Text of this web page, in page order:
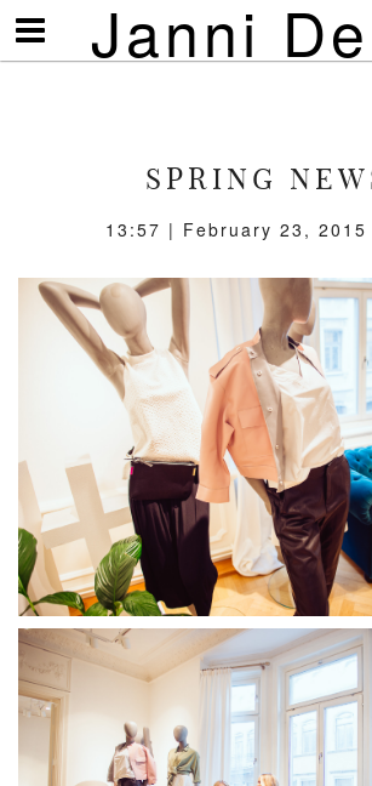
Janni
Visa/göm
meny
SPRING
13:57 | February 23,